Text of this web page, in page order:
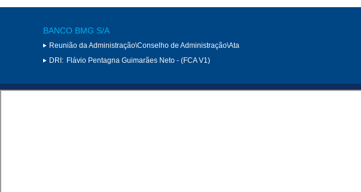
BANCO BMG S/A
Reunião da Administração\Conselho de Administração\Ata
DRI: Flávio Pentagna Guimarães Neto - (FCA V1)